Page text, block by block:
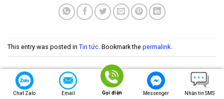
- 3 Tháng 8, 2026
Bảng báo giá ống nhựa HDPE Hoa Sen 2026
Bảng báo giá ống nhựa uPVC Hoa Sen 2026
Tháng 7, 2026
Ống Nhựa uPVC D500 PN4 Thuận Phát
Tháng 12, 2025
This entry was posted in Tin tức. Bookmark the permalink.
Để lại một bình luận
Chat Zalo Email Gọi điện Messenger Nhắn tin SMS